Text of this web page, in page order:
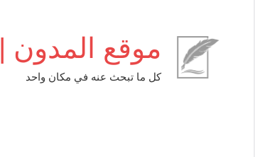
موقع المدون | almudwen.com
كل ما تبحث عنه في مكان واحد